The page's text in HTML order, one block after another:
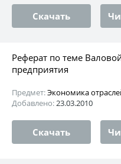
Скачать
Реферат по теме
предприятия
Предмет:Экономика
Добавлено:23.03.2010
Скачать